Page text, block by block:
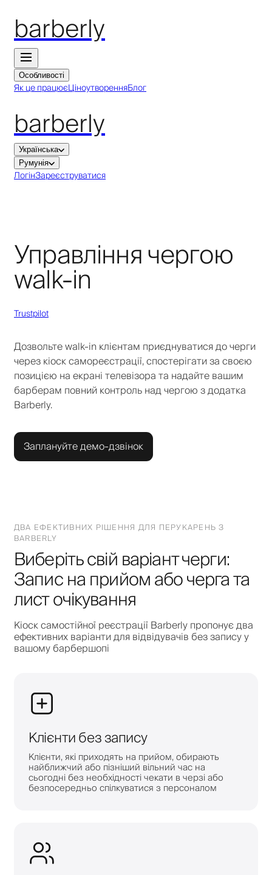
barberly
Особливості
Як це працюєЦіноутворенняБлог
barberly
Українська
Румунія
ЛогінЗареєструватися
Управління чергою
walk-in
Trustpilot
Дозвольте walk-in клієнтам приєднуватися до черги
через кіоск самореєстрації, спостерігати за своєю
позицією на екрані телевізора та надайте вашим
барберам повний контроль над чергою з додатка
Barberly.
Заплануйте демо-дзвінок
ДВА ЕФЕКТИВНИХ РІШЕННЯ ДЛЯ ПЕРУКАРЕНЬ З
BARBERLY
Виберіть свій варіант черги:
Запис на прийом або черга та
лист очікування
Кіоск самостійної реєстрації Barberly пропонує два
ефективних варіанти для відвідувачів без запису у
вашому барбершопі
Клієнти без запису
Клієнти, які приходять на прийом, обирають
найближчий або пізніший вільний час на
сьогодні без необхідності чекати в черзі або
безпосередньо спілкуватися з персоналом